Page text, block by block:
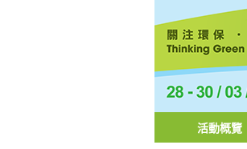
活動概覽